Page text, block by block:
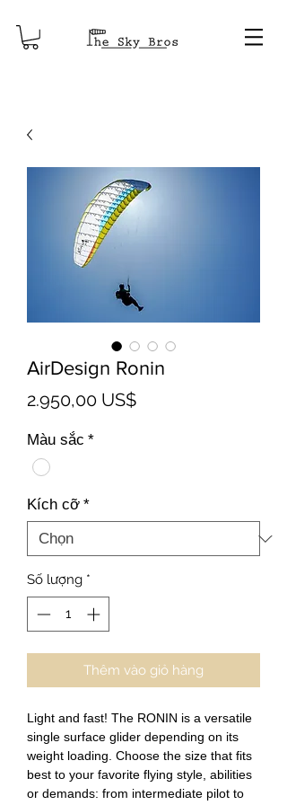
AirDesign Ronin
2.950,00 US$Giá
Màu sắc *
Kích cỡ *
Số lượng *
Thêm vào giỏ hàng
Light and fast! The RONIN is a versatile
single surface glider depending on its
weight loading. Choose the size that fits
best to your favorite flying style, abilities
or demands: from intermediate pilot to